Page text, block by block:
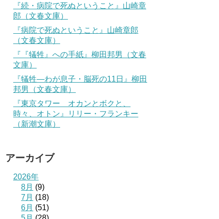
『続・病院で死ぬということ』山崎章
郎（文春文庫）
『病院で死ぬということ』山崎章郎
（文春文庫）
『『犠牲』への手紙』柳田邦男（文春
文庫）
『犠牲―わが息子・脳死の11日』柳田
邦男（文春文庫）
『東京タワー オカンとボクと、
時々、オトン』リリー・フランキー
（新潮文庫）
アーカイブ
2026年
8月 (9)
7月 (18)
6月 (51)